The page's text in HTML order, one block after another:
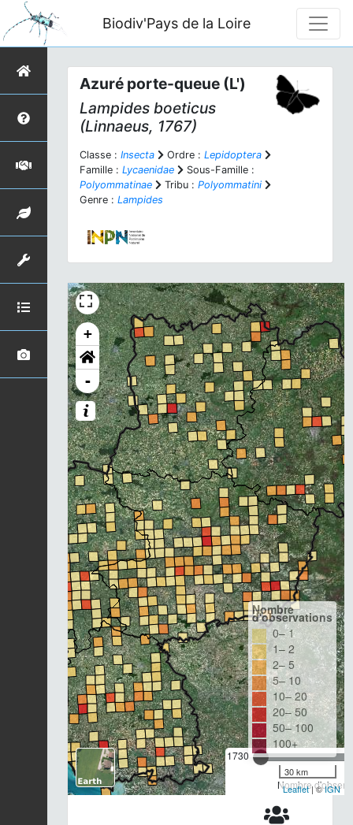
Biodiv'Pays de la Loire
Azuré porte-queue (L')
Lampides boeticus
(Linnaeus, 1767)
Classe : Insecta Ordre : Lepidoptera
Famille : Lycaenidae
Sous-Famille :
Polyommatinae
Tribu : Polyommatini
Genre : Lampides
+
-
1730
Nombre
Nombre
d'observations
0– 1
1– 2
2– 5
5– 10
10– 20
20– 50
50– 100
100+
30 km
Leaflet| ©IGN